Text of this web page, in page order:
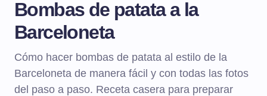
Bombas de patata a la
Barceloneta
Cómo hacer bombas de patata al estilo de la
Barceloneta de manera fácil y con todas las fotos
del paso a paso. Receta casera para preparar